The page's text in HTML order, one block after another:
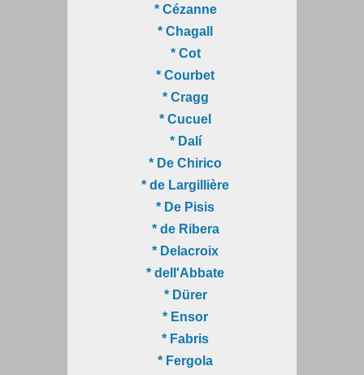
* Cézanne
* Chagall
* Cot
* Courbet
* Cragg
* Cucuel
* Dalí
* De Chirico
* de Largillière
* De Pisis
* de Ribera
* Delacroix
* dell'Abbate
* Dürer
* Ensor
* Fabris
* Fergola